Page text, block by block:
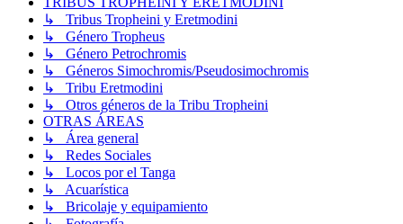
↳ Tribus Tropheini y Eretmodini
↳ Género Tropheus
↳ Género Petrochromis
↳ Géneros Simochromis/Pseudosimochromis
↳ Tribu Eretmodini
↳ Otros géneros de la Tribu Tropheini
OTRAS ÁREAS
↳ Área general
↳ Redes Sociales
↳ Locos por el Tanga
↳ Acuarística
↳ Bricolaje y equipamiento